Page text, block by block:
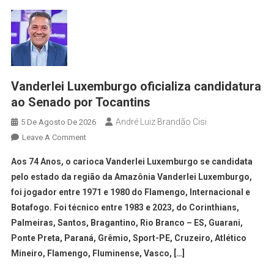
Vanderlei Luxemburgo oficializa candidatura
ao Senado por Tocantins
5 De Agosto De 2026 André Luiz Brandão Cisi
Leave A Comment
Aos 74 Anos, o carioca Vanderlei Luxemburgo se candidata
pelo estado da região da Amazônia Vanderlei Luxemburgo,
foi jogador entre 1971 e 1980 do Flamengo, Internacional e
Botafogo. Foi técnico entre 1983 e 2023, do Corinthians,
Palmeiras, Santos, Bragantino, Rio Branco – ES, Guarani,
Ponte Preta, Paraná, Grêmio, Sport-PE, Cruzeiro, Atlético
Mineiro, Flamengo, Fluminense, Vasco, […]